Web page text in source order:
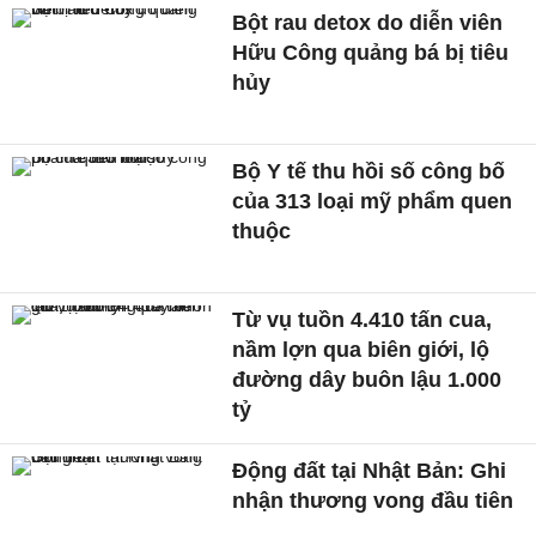
Bột rau detox do diễn viên
Hữu Công quảng bá bị tiêu
hủy
Bộ Y tế thu hồi số công bố
của 313 loại mỹ phẩm quen
thuộc
Từ vụ tuồn 4.410 tấn cua,
nầm lợn qua biên giới, lộ
đường dây buôn lậu 1.000
tỷ
Động đất tại Nhật Bản: Ghi
nhận thương vong đầu tiên